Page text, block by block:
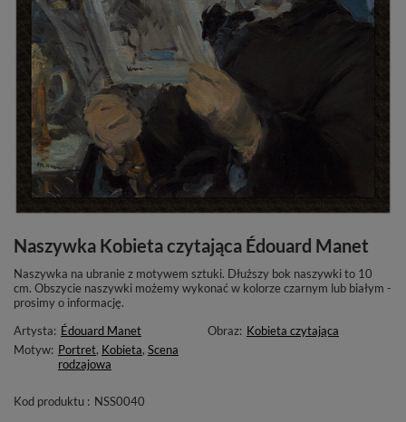
Naszywka Kobieta czytająca Édouard Manet
Naszywka na ubranie z motywem sztuki. Dłuższy bok naszywki to 10
cm. Obszycie naszywki możemy wykonać w kolorze czarnym lub białym -
prosimy o informację.
Artysta: Édouard Manet Obraz: Kobieta czytająca
Motyw: Portret, Kobieta, Scena
rodzajowa
Kod produktu : NSS0040